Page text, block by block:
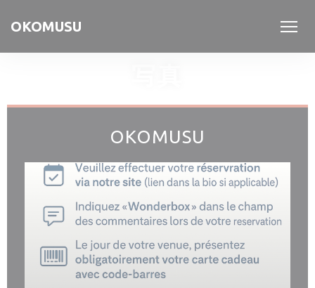
OKOMUSU
OKOMUSU